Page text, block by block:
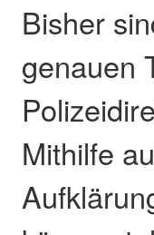
Bisher
genauen
Mithilfe